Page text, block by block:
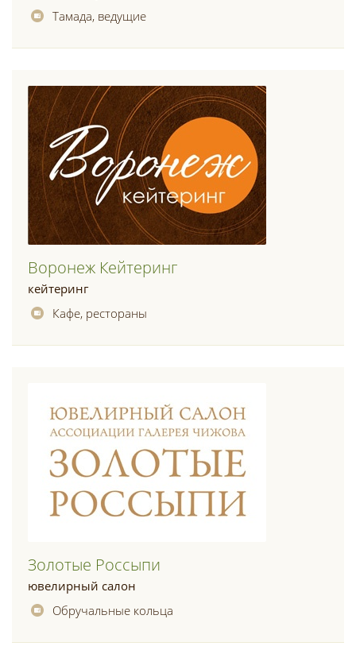
Тамада, ведущие
Воронеж Кейтеринг
кейтеринг
Кафе, рестораны
Золотые Россыпи
ювелирный салон
Обручальные кольца